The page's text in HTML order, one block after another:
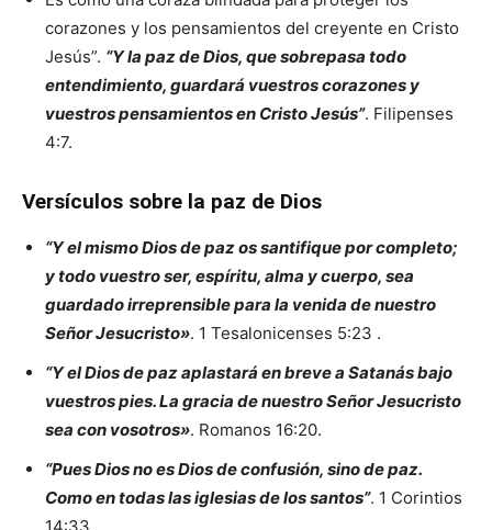
corazones y los pensamientos del creyente en Cristo
Jesús”. “Y la paz de Dios, que sobrepasa todo
entendimiento, guardará vuestros corazones y
vuestros pensamientos en Cristo Jesús”. Filipenses
4:7.
Versículos sobre la paz de Dios
“Y el mismo Dios de paz os santifique por completo;
y todo vuestro ser, espíritu, alma y cuerpo, sea
guardado irreprensible para la venida de nuestro
Señor Jesucristo». 1 Tesalonicenses 5:23 .
“Y el Dios de paz aplastará en breve a Satanás bajo
vuestros pies. La gracia de nuestro Señor Jesucristo
sea con vosotros». Romanos 16:20.
“Pues Dios no es Dios de confusión, sino de paz.
Como en todas las iglesias de los santos”. 1 Corintios